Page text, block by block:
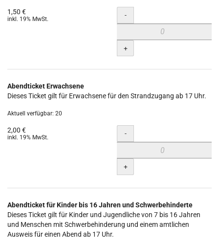
1,50 €
inkl. 19% MwSt. Menge
-
+
Abendticket Erwachsene
Dieses Ticket gilt für Erwachsene für den Strandzugang ab 17 Uhr.
Aktuell verfügbar: 20
2,00 €
inkl. 19% MwSt. Menge
-
+
Abendticket für Kinder bis 16 Jahren und Schwerbehinderte
Dieses Ticket gilt für Kinder und Jugendliche von 7 bis 16 Jahren
und Menschen mit Schwerbehinderung und einem amtlichen
Ausweis für einen Abend ab 17 Uhr.